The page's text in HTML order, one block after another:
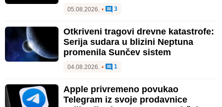
05.08.2026. • 3
Otkriveni tragovi drevne katastrofe:
Serija sudara u blizini Neptuna
promenila Sunčev sistem
04.08.2026. • 1
Apple privremeno povukao
Telegram iz svoje prodavnice